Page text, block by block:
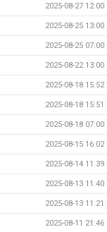
2025-08-27 12:00
2025-08-25 13:00
2025-08-25 07:00
2025-08-22 13:00
2025-08-18 15:52
2025-08-18 15:51
2025-08-18 07:00
2025-08-15 16:02
2025-08-14 11:39
2025-08-13 11:40
2025-08-13 11:21
2025-08-11 21:46